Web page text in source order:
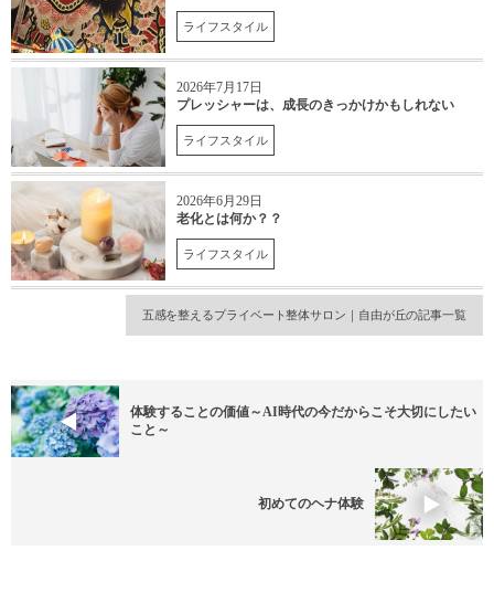
ライフスタイル
2026年7月17日
プレッシャーは、成長のきっかけかもしれない
ライフスタイル
2026年6月29日
老化とは何か？？
ライフスタイル
五感を整えるプライベート整体サロン｜自由が丘の記事一覧
体験することの価値～AI時代の今だからこそ大切にしたい
こと～
初めてのヘナ体験